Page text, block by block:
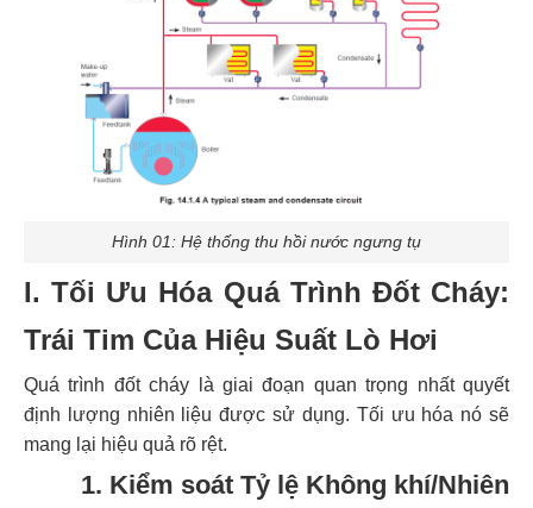
Hình 01: Hệ thống thu hồi nước ngưng tụ
I. Tối Ưu Hóa Quá Trình Đốt Cháy:
Trái Tim Của Hiệu Suất Lò Hơi
Quá trình đốt cháy là giai đoạn quan trọng nhất quyết
định lượng nhiên liệu được sử dụng. Tối ưu hóa nó sẽ
mang lại hiệu quả rõ rệt.
1. Kiểm soát Tỷ lệ Không khí/Nhiên